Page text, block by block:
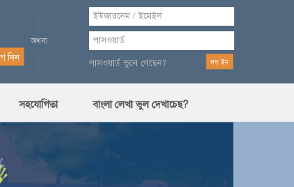
পাসওয়ার্ড ভুলে গেছেন?
সহযোগিতা বাংলা লেখা ভুল দেখাচেছ?